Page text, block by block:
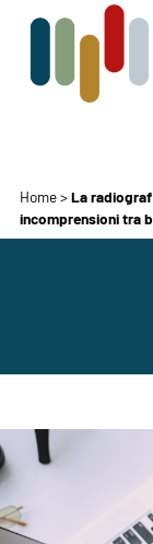
Home>La
incomprensioni tra